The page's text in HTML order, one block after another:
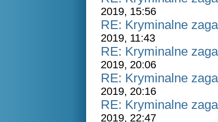
2019, 15:56
RE: Kryminalne
2019, 11:43
RE: Kryminalne
2019, 20:06
RE: Kryminalne
2019, 20:16
RE: Kryminalne
2019, 22:47